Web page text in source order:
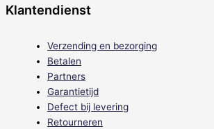
Klantendienst
Verzending en bezorging
Betalen
Partners
Garantietijd
Defect bij levering
Retourneren